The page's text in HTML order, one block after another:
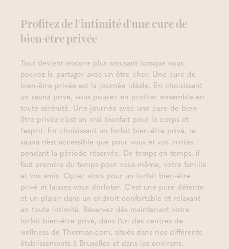
Profitez de l'intimité d'une cure de
bien-être privée
Tout devient encore plus amusant lorsque vous
pouvez le partager avec un être cher. Une cure de
bien-être privée est la journée idéale. En choisissant
un sauna privé, vous pouvez en profiter ensemble en
toute sérénité. Une journée avec une cure de bien-
être privée c'est un vrai bienfait pour le corps et
l'esprit. En choisissant un forfait bien-être privé, le
sauna n’est accessible que pour vous et vos invités
pendant la période réservée. De temps en temps, il
faut prendre du temps pour vous-même, votre famille
et vos amis. Optez alors pour un forfait bien-être
privé et laissez-vous dorloter. C'est une pure détente
et un plaisir dans un endroit confortable et relaxant
en toute intimité. Réservez dès maintenant votre
forfait bien-être privé, dans l’un des centres de
wellness de Thermae.com, situés dans nos différents
établissements à Bruxelles et dans les environs.